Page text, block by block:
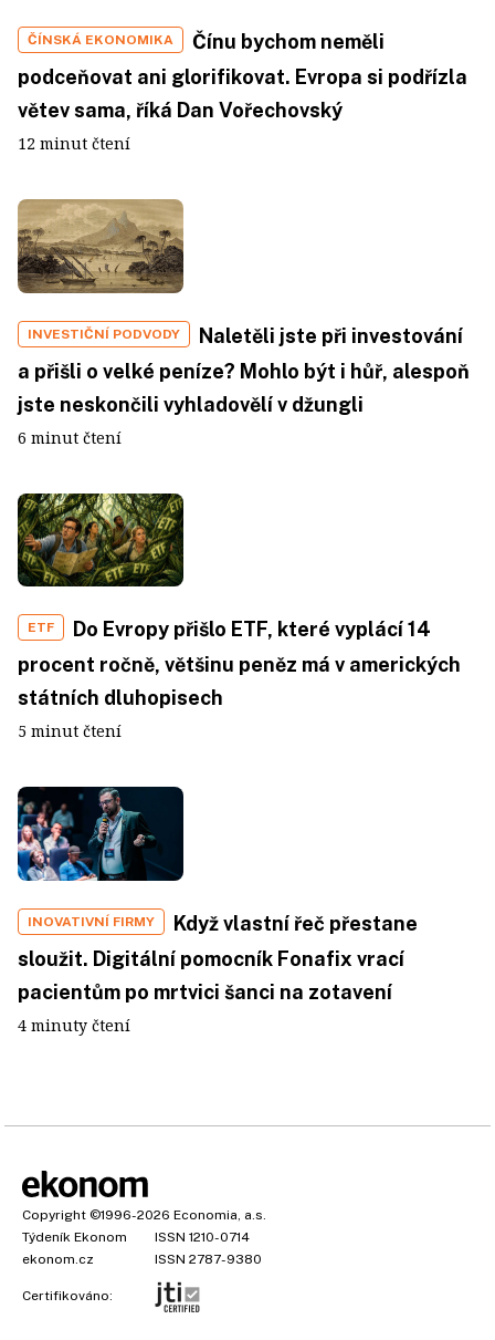
ČÍNSKÁ EKONOMIKA
Čínu bychom neměli
podceňovat ani glorifikovat. Evropa si podřízla
větev sama, říká Dan Vořechovský
12 minut čtení
INVESTIČNÍ PODVODY
Naletěli jste při investování
a přišli o velké peníze? Mohlo být i hůř, alespoň
jste neskončili vyhladovělí v džungli
6 minut čtení
ETF
Do Evropy přišlo ETF, které vyplácí 14
procent ročně, většinu peněz má v amerických
státních dluhopisech
5 minut čtení
INOVATIVNÍ FIRMY
Když vlastní řeč přestane
sloužit. Digitální pomocník Fonafix vrací
pacientům po mrtvici šanci na zotavení
4 minuty čtení
Copyright ©1996-2026 Economia, a.s.
Týdeník Ekonom
ISSN 1210-0714
ekonom.cz
ISSN 2787-9380
Certifikováno: